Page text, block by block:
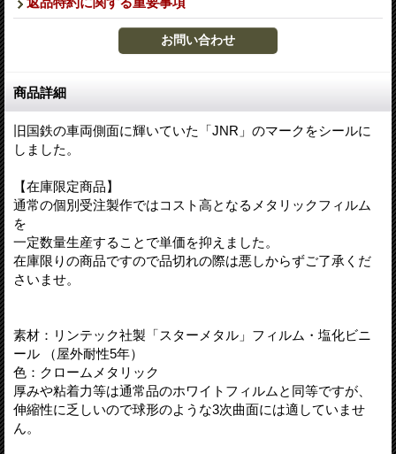
商品詳細
旧国鉄の車両側面に輝いていた「JNR」のマークをシールに
しました。
【在庫限定商品】
通常の個別受注製作ではコスト高となるメタリックフィルム
を
一定数量生産することで単価を抑えました。
在庫限りの商品ですので品切れの際は悪しからずご了承くだ
さいませ。
素材：リンテック社製「スターメタル」フィルム・塩化ビニ
ール （屋外耐性5年）
色：クロームメタリック
厚みや粘着力等は通常品のホワイトフィルムと同等ですが、
伸縮性に乏しいので球形のような3次曲面には適していませ
ん。